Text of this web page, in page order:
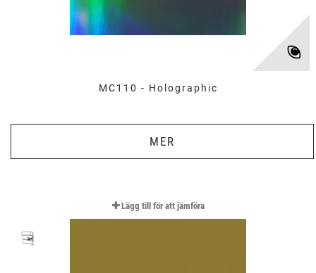
MC110 - Holographic
MER
Lägg till för att jämföra